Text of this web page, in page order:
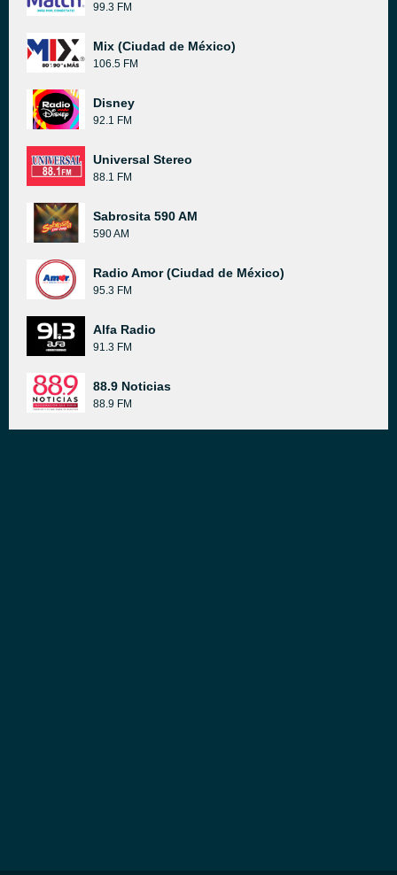
99.3 FM
Mix (Ciudad de México)
106.5 FM
Disney
92.1 FM
Universal Stereo
88.1 FM
Sabrosita 590 AM
590 AM
Radio Amor (Ciudad de México)
95.3 FM
Alfa Radio
91.3 FM
88.9 Noticias
88.9 FM